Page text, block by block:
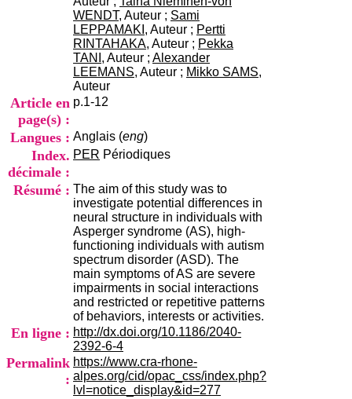
WENDT, Auteur ; Sami
LEPPAMAKI , Auteur ; Pertti
RINTAHAKA, Auteur ; Pekka
TANI , Auteur ; Alexander
LEEMANS, Auteur ; Mikko SAMS,
Auteur
Article en
page(s) :
p.1-12
Langues : Anglais (eng)
Index.
décimale :
PER Périodiques
Résumé : The aim of this study was to
investigate potential differences in
neural structure in individuals with
Asperger syndrome (AS), high-
functioning individuals with autism
spectrum disorder (ASD). The
main symptoms of AS are severe
impairments in social interactions
and restricted or repetitive patterns
of behaviors, interests or activities.
En ligne : http://dx.doi.org/10.1186/2040-
2392-6-4
Permalink
:
https://www.cra-rhone-
alpes.org/cid/opac_css/index.php?
lvl=notice_display&id=277
t
a
t
i
o
n
R
A
ô
n
e
-
A
l
p
e
s
C
e
n
t
r
e